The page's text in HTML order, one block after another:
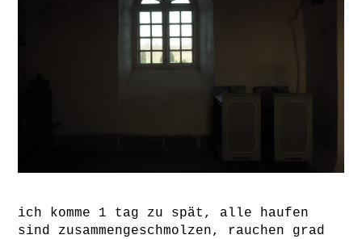
ich komme 1 tag zu spät, alle haufen
sind zusammengeschmolzen, rauchen grad